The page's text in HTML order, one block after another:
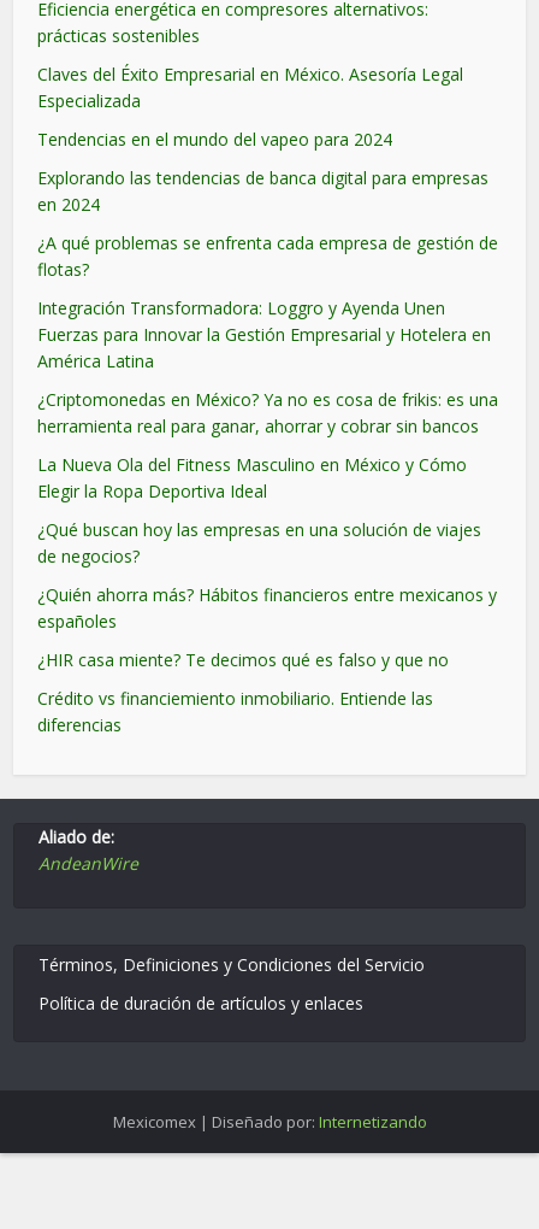
Eficiencia energética en compresores alternativos:
prácticas sostenibles
Claves del Éxito Empresarial en México. Asesoría Legal
Especializada
Tendencias en el mundo del vapeo para 2024
Explorando las tendencias de banca digital para empresas
en 2024
¿A qué problemas se enfrenta cada empresa de gestión de
flotas?
Integración Transformadora: Loggro y Ayenda Unen
Fuerzas para Innovar la Gestión Empresarial y Hotelera en
América Latina
¿Criptomonedas en México? Ya no es cosa de frikis: es una
herramienta real para ganar, ahorrar y cobrar sin bancos
La Nueva Ola del Fitness Masculino en México y Cómo
Elegir la Ropa Deportiva Ideal
¿Qué buscan hoy las empresas en una solución de viajes
de negocios?
¿Quién ahorra más? Hábitos financieros entre mexicanos y
españoles
¿HIR casa miente? Te decimos qué es falso y que no
Crédito vs financiemiento inmobiliario. Entiende las
diferencias
Aliado de:
AndeanWire
Términos, Definiciones y Condiciones del Servicio
Política de duración de artículos y enlaces
Mexicomex | Diseñado por: Internetizando